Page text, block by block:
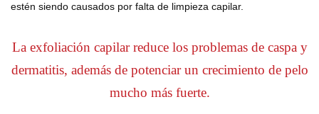
estén siendo causados por falta de limpieza capilar.
La exfoliación capilar reduce los problemas de caspa y
dermatitis, además de potenciar un crecimiento de pelo
mucho más fuerte.